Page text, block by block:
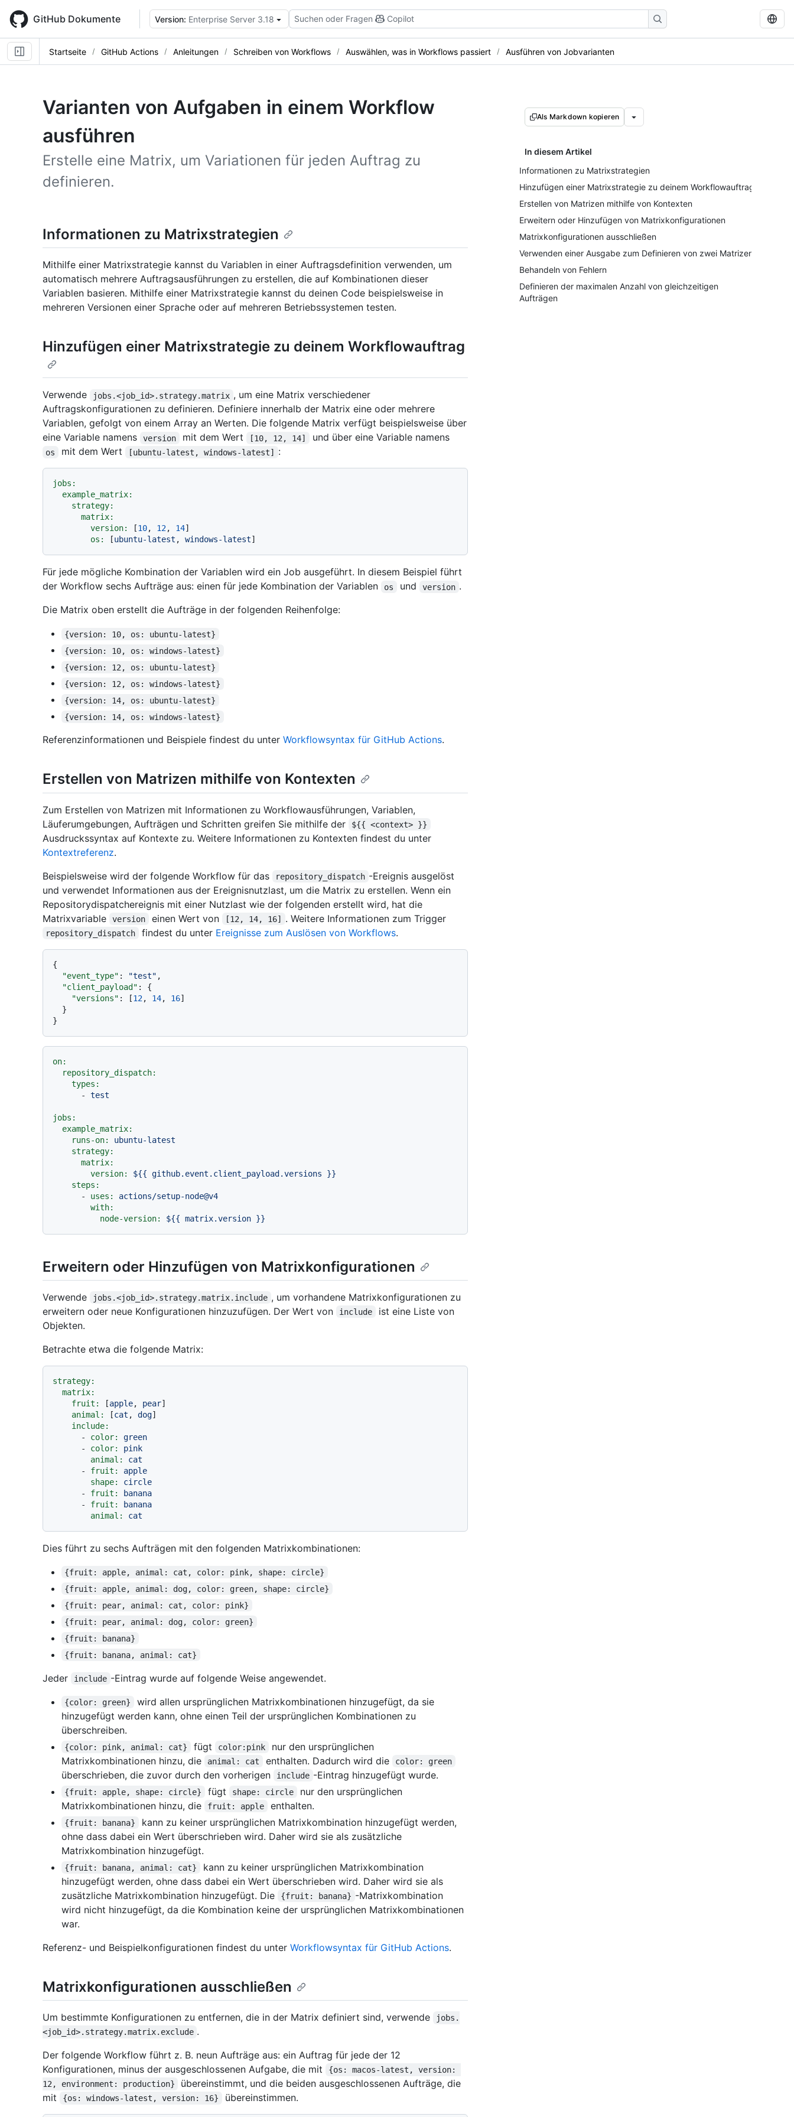
main
content
GitHub Dokumente Version: Enterprise Server 3.18 Suchen oder Fragen Copilot
Startseite GitHub Actions Anleitungen Schreiben von Workflows Auswählen, was in Workflows passiert Ausführen von Jobvarianten
Varianten von Aufgaben in einem Workflow
ausführen
Erstelle eine Matrix, um Variationen für jeden Auftrag zu
definieren.
Als Markdown kopieren
In diesem Artikel
Informationen zu Matrixstrategien
Hinzufügen einer Matrixstrategie zu deinem Workflowauftrag
Erstellen von Matrizen mithilfe von Kontexten
Erweitern oder Hinzufügen von Matrixkonfigurationen
Matrixkonfigurationen ausschließen
Verwenden einer Ausgabe zum Definieren von zwei Matrizen
Behandeln von Fehlern
Definieren der maximalen Anzahl von gleichzeitigen
Aufträgen
Informationen zu Matrixstrategien
Mithilfe einer Matrixstrategie kannst du Variablen in einer Auftragsdefinition verwenden, um
automatisch mehrere Auftragsausführungen zu erstellen, die auf Kombinationen dieser
Variablen basieren. Mithilfe einer Matrixstrategie kannst du deinen Code beispielsweise in
mehreren Versionen einer Sprache oder auf mehreren Betriebssystemen testen.
Hinzufügen einer Matrixstrategie zu deinem Workflowauftrag
Verwende jobs.<job_id>.strategy.matrix , um eine Matrix verschiedener
Auftragskonfigurationen zu definieren. Definiere innerhalb der Matrix eine oder mehrere
Variablen, gefolgt von einem Array an Werten. Die folgende Matrix verfügt beispielsweise über
eine Variable namens
version mit dem Wert [10, 12, 14] und über eine Variable namens
os mit dem Wert [ubuntu-latest, windows-latest] :
jobs:
example_matrix:
strategy:
matrix:
version:
[10, 12, 14]
os:
[ubuntu-latest , windows-latest
Für jede mögliche Kombination der Variablen wird ein Job ausgeführt. In diesem Beispiel führt
der Workflow sechs Aufträge aus: einen für jede Kombination der Variablen
os und version .
Die Matrix oben erstellt die Aufträge in der folgenden Reihenfolge:
{version: 10, os: ubuntu-latest}
{version: 10, os: windows-latest}
{version: 12, os: ubuntu-latest}
{version: 12, os: windows-latest}
{version: 14, os: ubuntu-latest}
{version: 14, os: windows-latest}
Referenzinformationen und Beispiele findest du unter Workflowsyntax für GitHub Actions.
Erstellen von Matrizen mithilfe von Kontexten
Zum Erstellen von Matrizen mit Informationen zu Workflowausführungen, Variablen,
Läuferumgebungen, Aufträgen und Schritten greifen Sie mithilfe der
${{ <context> }}
Ausdruckssyntax auf Kontexte zu. Weitere Informationen zu Kontexten findest du unter
Kontextreferenz.
Beispielsweise wird der folgende Workflow für das
repository_dispatch -Ereignis ausgelöst
und verwendet Informationen aus der Ereignisnutzlast, um die Matrix zu erstellen. Wenn ein
Repositorydispatchereignis mit einer Nutzlast wie der folgenden erstellt wird, hat die
Matrixvariable
version einen Wert von [12, 14, 16] . Weitere Informationen zum Trigger
repository_dispatch findest du unter Ereignisse zum Auslösen von Workflows.
{
"event_type" : "test" ,
"client_payload" :
{
"versions" : [12, 14, 16]
}
}
on:
repository_dispatch:
types:
-
test
jobs:
example_matrix:
runs-on:
ubuntu-latest
strategy:
matrix:
version:
${{ github.event.client_payload.versions
}}
steps:
-
uses:
actions/setup-node@v4
with:
node-version:
${{ matrix.version }}
Erweitern oder Hinzufügen von Matrixkonfigurationen
Verwende jobs.<job_id>.strategy.matrix.include , um vorhandene Matrixkonfigurationen zu
erweitern oder neue Konfigurationen hinzuzufügen. Der Wert von
include
ist eine Liste von
Objekten.
Betrachte etwa die folgende Matrix:
strategy:
matrix:
fruit:
[apple, pear]
animal:
[cat , dog]
include:
-
color:
green
-
color:
pink
animal:
cat
-
fruit:
apple
shape:
circle
-
fruit:
banana
-
fruit:
banana
animal:
cat
Dies führt zu sechs Aufträgen mit den folgenden Matrixkombinationen:
{fruit: apple, animal: cat, color: pink, shape: circle}
{fruit: apple, animal: dog, color: green, shape: circle}
{fruit: pear, animal: cat, color: pink}
{fruit: pear, animal: dog, color: green}
{fruit: banana}
{fruit: banana, animal: cat}
Jeder include -Eintrag wurde auf folgende Weise angewendet.
{color: green}
wird allen ursprünglichen Matrixkombinationen hinzugefügt, da sie
hinzugefügt werden kann, ohne einen Teil der ursprünglichen Kombinationen zu
überschreiben.
{color: pink, animal: cat} fügt color:pink
nur den ursprünglichen
Matrixkombinationen hinzu, die
animal: cat enthalten. Dadurch wird die color: green
überschrieben, die zuvor durch den vorherigen include -Eintrag hinzugefügt wurde.
{fruit: apple, shape: circle} fügt shape: circle
nur den ursprünglichen
Matrixkombinationen hinzu, die
fruit: apple enthalten.
{fruit: banana}
kann zu keiner ursprünglichen Matrixkombination hinzugefügt werden,
ohne dass dabei ein Wert überschrieben wird. Daher wird sie als zusätzliche
Matrixkombination hinzugefügt.
{fruit: banana, animal: cat}
kann zu keiner ursprünglichen Matrixkombination
hinzugefügt werden, ohne dass dabei ein Wert überschrieben wird. Daher wird sie als
zusätzliche Matrixkombination hinzugefügt. Die
{fruit: banana} -Matrixkombination
wird nicht hinzugefügt, da die Kombination keine der ursprünglichen Matrixkombinationen
war.
Referenz- und Beispielkonfigurationen findest du unter Workflowsyntax für GitHub Actions.
Matrixkonfigurationen ausschließen
Um bestimmte Konfigurationen zu entfernen, die in der Matrix definiert sind, verwende
jobs.
<job_id>.strategy.matrix.exclude .
Der folgende Workflow führt z. B. neun Aufträge aus: ein Auftrag für jede der 12
Konfigurationen, minus der ausgeschlossenen Aufgabe, die mit
{os: macos-latest, version:
12, environment: production}
übereinstimmt, und die beiden ausgeschlossenen Aufträge, die
mit
{os: windows-latest, version: 16} übereinstimmen.